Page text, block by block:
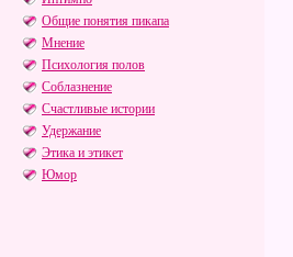
Общие понятия пикапа
Мнение
Психология полов
Соблазнение
Счастливые истории
Удержание
Этика и этикет
Юмор